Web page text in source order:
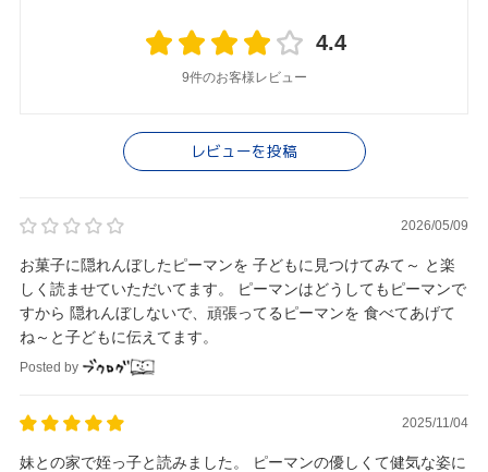
4.4
9件のお客様レビュー
レビューを投稿
2026/05/09
お菓子に隠れんぼしたピーマンを 子どもに見つけてみて～ と楽
しく読ませていただいてます。 ピーマンはどうしてもピーマンで
すから 隠れんぼしないで、頑張ってるピーマンを 食べてあげて
ね～と子どもに伝えてます。
Posted by
2025/11/04
妹との家で姪っ子と読みました。 ピーマンの優しくて健気な姿に